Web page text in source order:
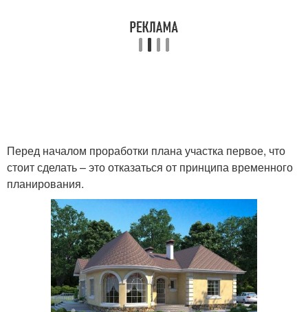
Перед началом проработки плана участка первое, что
стоит сделать – это отказаться от принципа временного
планирования.